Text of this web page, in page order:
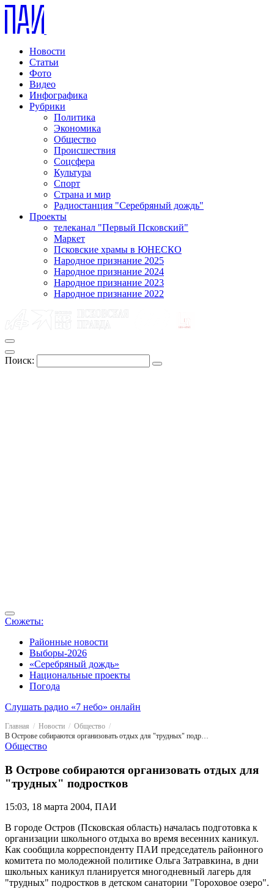
Новости
Статьи
Фото
Видео
Инфографика
Рубрики
Политика
Экономика
Общество
Происшествия
Соцсфера
Культура
Спорт
Страна и мир
Радиостанция "Серебряный дождь"
Проекты
телеканал "Первый Псковский"
Маркет
Псковские храмы в ЮНЕСКО
Народное признание 2025
Народное признание 2024
Народное признание 2023
Народное признание 2022
Поиск:
Сюжеты:
Районные новости
Выборы-2026
«Серебряный дождь»
Национальные проекты
Погода
Слушать радио «7 небо» онлайн
Главная Новости
Общество
В Острове собираются организовать отдых для "трудных" подростков
Общество
В Острове собираются организовать отдых для
"трудных" подростков
15:03, 18 марта 2004, ПАИ
В городе Остров (Псковская область) началась подготовка к
организации школьного отдыха во время весенних каникул.
Как сообщила корреспонденту ПАИ председатель районного
комитета по молодежной политике Ольга Затравкина, в дни
школьных каникул планируется многодневный лагерь для
"трудных" подростков в детском санатории "Гороховое озеро".